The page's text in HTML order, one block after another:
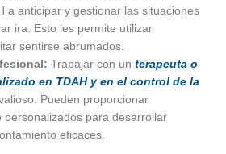
a anticipar y gestionar las situaciones
ira. Esto les permite utilizar
sentirse abrumados.
Trabajar con un terapeuta o
en TDAH y en el control de la
Pueden proporcionar
personalizados para desarrollar
eficaces.